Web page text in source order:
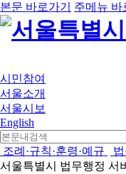
본문 바로가기 주메뉴 바
시민참여
서울소개
서울시보
English
조례·규칙·훈령·예규
서울특별시 법무행정 서